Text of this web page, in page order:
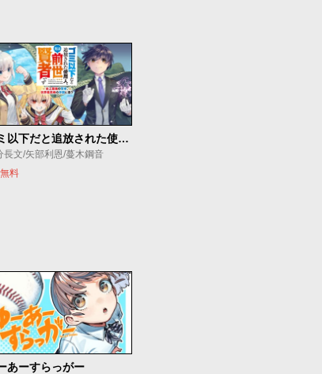
ゴミ以下だと追放された使用人、実は前世賢者です ～史上最強の賢者、世界最高峰の学園に通う～
長文/矢部利恩/蔓木鋼音
料
あーすらっがー